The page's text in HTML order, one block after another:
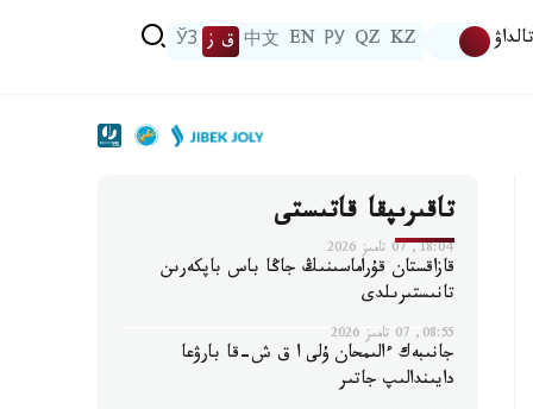
تالداۋ KZ
QZ
РУ
EN
中文 ق ز ЎЗ
تاقىرىپقا قاتىستى
18:04, 07 تامىز 2026
قازاقستان قۇراماسىنىڭ جاڭا باس باپكەرىن
تانىستىرىلدى
08:55, 07 تامىز 2026
جانىبەك ءالىمحان ۇلى ا ق ش-قا بارۋعا
دايىندالىپ جاتىر